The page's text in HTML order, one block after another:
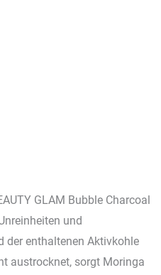
GLAM Bubble Charcoal
und
der enthaltenen Aktivkohle
austrocknet, sorgt Moringa